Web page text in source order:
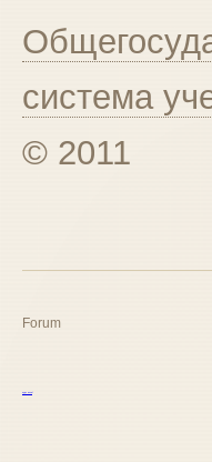
система
© 2011
Forum
курс excel